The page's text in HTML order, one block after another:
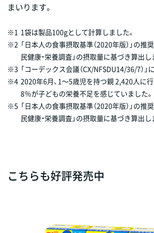
まいります。
※1 1袋は製品100gとして計算しました。
※2 「日本人の食事摂取基準（2020年版）」の推
民健康・栄養調査」の摂取量に基づき算出し
※3 「コーデックス会議（CX/NFSDU14/36/7）」
※4 2020年6月、1～5歳児を持つ親 2,420人に
8％が子どもの栄養不足を感じていました。
※5 「日本人の食事摂取基準（2020年版）」の推
民健康・栄養調査」の摂取量に基づき算出し
こちらも好評発売中